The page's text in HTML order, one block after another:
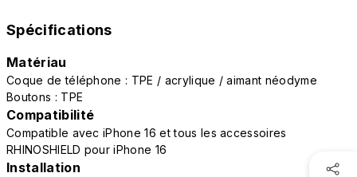
Spécifications
Matériau
Coque de téléphone : TPE / acrylique / aimant néodyme
Boutons : TPE
Compatibilité
Compatible avec iPhone 16 et tous les accessoires
RHINOSHIELD pour iPhone 16
Installation